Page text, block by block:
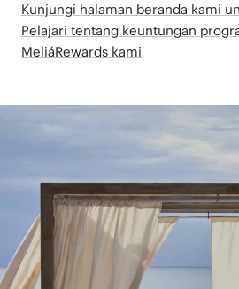
Kunjungi halaman beranda kami
Pelajari tentang keuntungan
MeliáRewards kami